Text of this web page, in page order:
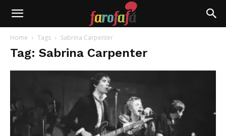
Farofafá
Home Tags Sabrina Carpenter
Tag: Sabrina Carpenter